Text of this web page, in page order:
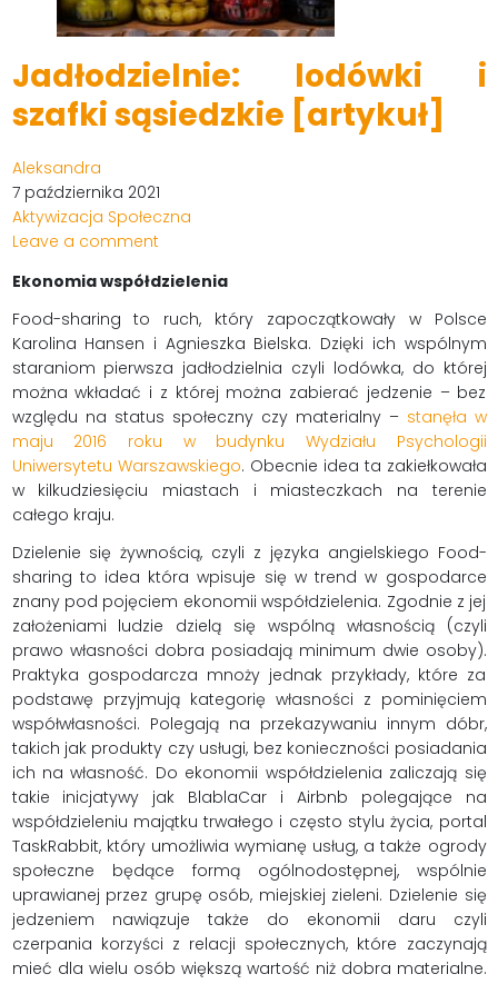
Jadłodzielnie: lodówki i
szafki sąsiedzkie [artykuł]
Aleksandra
7 października 2021
Aktywizacja Społeczna
Leave a comment
Ekonomia współdzielenia
Food-sharing to ruch, który zapoczątkowały w Polsce
Karolina Hansen i Agnieszka Bielska. Dzięki ich wspólnym
staraniom pierwsza jadłodzielnia czyli lodówka, do której
można wkładać i z której można zabierać jedzenie – bez
względu na status społeczny czy materialny – stanęła w
maju 2016 roku w budynku Wydziału Psychologii
Uniwersytetu Warszawskiego. Obecnie idea ta zakiełkowała
w kilkudziesięciu miastach i miasteczkach na terenie
całego kraju.
Dzielenie się żywnością, czyli z języka angielskiego Food-
sharing to idea która wpisuje się w trend w gospodarce
znany pod pojęciem ekonomii współdzielenia. Zgodnie z jej
założeniami ludzie dzielą się wspólną własnością (czyli
prawo własności dobra posiadają minimum dwie osoby).
Praktyka gospodarcza mnoży jednak przykłady, które za
podstawę przyjmują kategorię własności z pominięciem
współwłasności. Polegają na przekazywaniu innym dóbr,
takich jak produkty czy usługi, bez konieczności posiadania
ich na własność. Do ekonomii współdzielenia zaliczają się
takie inicjatywy jak BlablaCar i Airbnb polegające na
współdzieleniu majątku trwałego i często stylu życia, portal
TaskRabbit, który umożliwia wymianę usług, a także ogrody
społeczne będące formą ogólnodostępnej, wspólnie
uprawianej przez grupę osób, miejskiej zieleni. Dzielenie się
jedzeniem nawiązuje także do ekonomii daru czyli
czerpania korzyści z relacji społecznych, które zaczynają
mieć dla wielu osób większą wartość niż dobra materialne.